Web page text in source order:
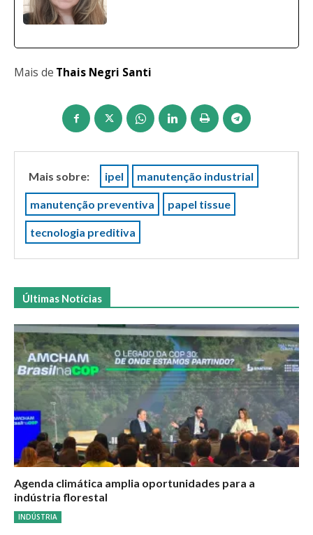
Mais de Thais Negri Santi
Mais sobre: ipel manutenção industrial
manutenção preventiva papel tissue
tecnologia preditiva
Últimas Notícias
Agenda climática amplia oportunidades para a
indústria florestal
INDÚSTRIA